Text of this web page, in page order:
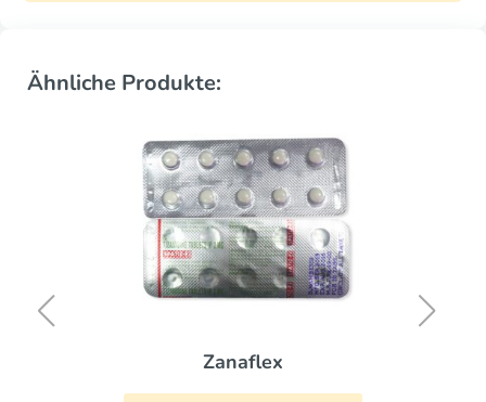
Ähnliche Produkte:
Zanaflex